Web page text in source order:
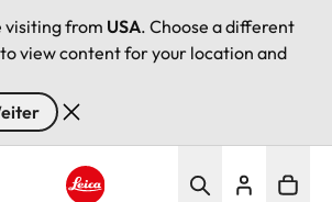
visiting from USA. Choose a different
view content for your location and